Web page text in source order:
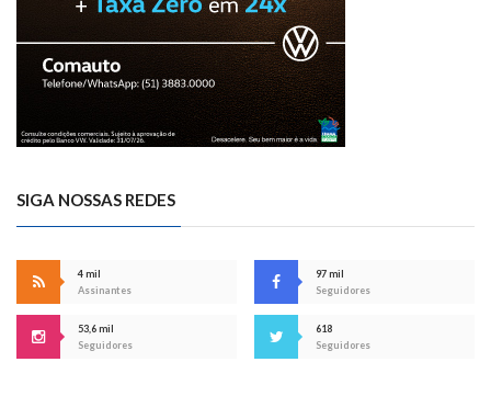
SIGA NOSSAS REDES
4 mil
Assinantes
97 mil
Seguidores
53,6 mil
Seguidores
618
Seguidores